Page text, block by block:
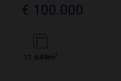
€ 100.000
11.649m2